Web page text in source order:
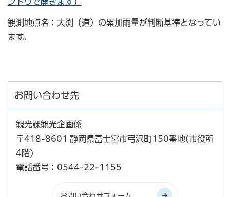
観測地点名：大渕（道）の累加雨量が判断基準となってい
ます。
お問い合わせ先
観光課観光企画係
〒418-8601 静岡県富士宮市弓沢町150番地(市役所
4階)
電話番号：0544-22-1155